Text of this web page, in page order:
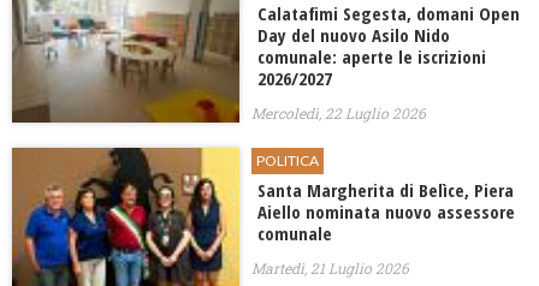
Calatafimi Segesta, domani Open
Day del nuovo Asilo Nido
comunale: aperte le iscrizioni
2026/2027
Mercoledì, 22 Luglio 2026
POLITICA
Santa Margherita di Belìce, Piera
Aiello nominata nuovo assessore
comunale
Martedì, 21 Luglio 2026